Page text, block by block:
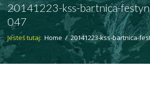
20141223-kss-bartnica-
047
Jesteś tutaj: Home / 20141223-kss-bartnica-